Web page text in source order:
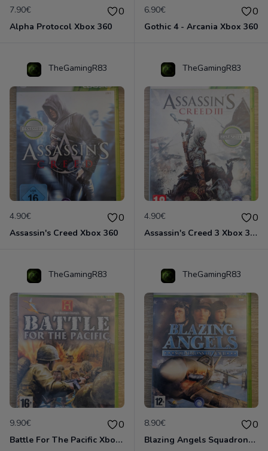
7.90€ 0
Alpha Protocol Xbox 360
6.90€ 0
Gothic 4 - Arcania Xbox 360
TheGamingR83
4.90€ 0
Assassin's Creed Xbox 360
TheGamingR83
4.90€ 0
Assassin's Creed 3 Xbox 360
TheGamingR83
9.90€ 0
Battle For The Pacific Xbox 360
TheGamingR83
8.90€ 0
Blazing Angels Squadrons Of Wwii Xbox 360